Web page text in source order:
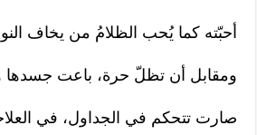
أحبّته كما يُحب الظلامُ من يخاف
ومقابل أن تظلّ حرة، باعت جسدها
صارت تتحكم في الجداول، في